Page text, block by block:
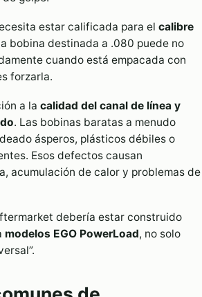
estar calificada para el calibre
bobina destinada a .080 puede no
cuando está empacada con
forzarla.
a la calidad del canal de línea y
. Las bobinas baratas a menudo
ásperos, plásticos débiles o
Esos defectos causan
acumulación de calor y problemas de
debería estar construido
modelos EGO PowerLoad, no solo